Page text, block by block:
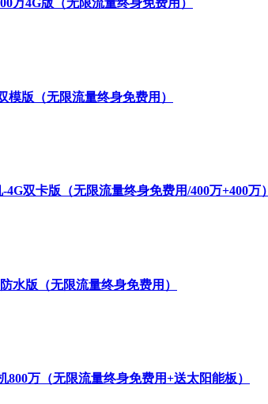
万4G版（无限流量终身免费用）
模版（无限流量终身免费用）
双卡版（无限流量终身免费用/400万+400万）
水版（无限流量终身免费用）
800万（无限流量终身免费用+送太阳能板）